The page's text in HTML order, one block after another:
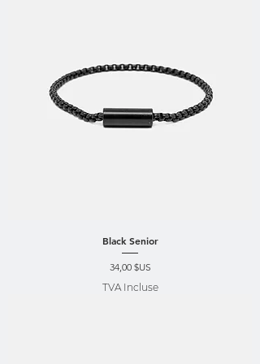
Black Senior
Prix
34,00 $US
TVA Incluse